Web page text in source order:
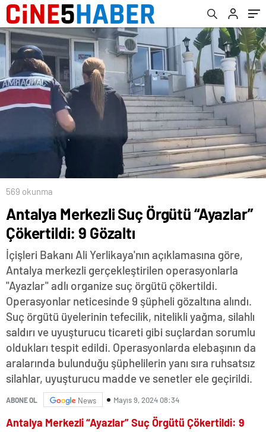
569 okunma
Antalya Merkezli Suç Örgütü “Ayazlar”
Çökertildi: 9 Gözaltı
İçişleri Bakanı Ali Yerlikaya'nın açıklamasına göre,
Antalya merkezli gerçekleştirilen operasyonlarla
"Ayazlar" adlı organize suç örgütü çökertildi.
Operasyonlar neticesinde 9 şüpheli gözaltına alındı.
Suç örgütü üyelerinin tefecilik, nitelikli yağma, silahlı
saldırı ve uyuşturucu ticareti gibi suçlardan sorumlu
oldukları tespit edildi. Operasyonlarda elebaşının da
aralarında bulunduğu şüphelilerin yanı sıra ruhsatsız
silahlar, uyuşturucu madde ve senetler ele geçirildi.
ABONE OL News Mayıs 9, 2024 08:34
Antalya Merkezli “Ayazlar” Suç Örgütü Çökertildi: 9